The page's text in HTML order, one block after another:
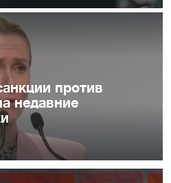
против
недавние